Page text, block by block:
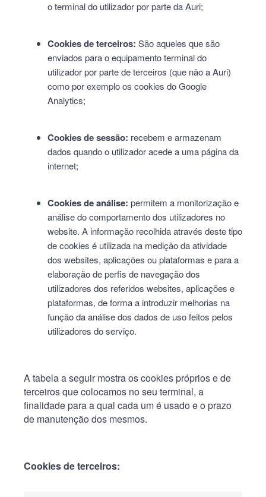
o terminal do utilizador por parte da Auri;
Cookies de terceiros: São aqueles que são
enviados para o equipamento terminal do
utilizador por parte de terceiros (que não a Auri)
como por exemplo os cookies do Google
Analytics;
Cookies de sessão: recebem e armazenam
dados quando o utilizador acede a uma página da
internet;
Cookies de análise: permitem a monitorização e
análise do comportamento dos utilizadores no
website. A informação recolhida através deste tipo
de cookies é utilizada na medição da atividade
dos websites, aplicações ou plataformas e para a
elaboração de perfis de navegação dos
utilizadores dos referidos websites, aplicações e
plataformas, de forma a introduzir melhorias na
função da análise dos dados de uso feitos pelos
utilizadores do serviço.
A tabela a seguir mostra os cookies próprios e de
terceiros que colocamos no seu terminal, a
finalidade para a qual cada um é usado e o prazo
de manutenção dos mesmos.
Cookies de terceiros: